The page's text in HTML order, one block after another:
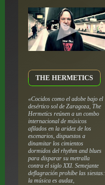
THE HERMETICS
«Cocidos como el adobe bajo el
desértico sol de Zaragoza, The
Hermetics reúnen a un combo
internacional de músicos
afilados en la aridez de los
escenarios, dispuestos a
dinamitar los cimientos
dormidos del rhythm and blues
para disparar su metralla
contra el siglo XXI. Semejante
deflagración prohíbe las siestas:
la música es audaz,